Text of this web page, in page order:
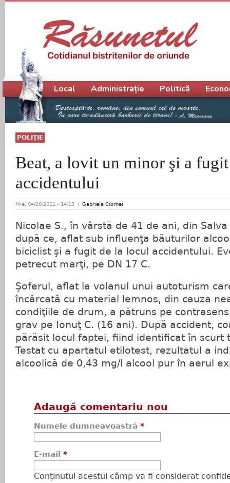
POLIŢIE
Beat, a lovit un minor şi a
accidentului
Mie, 04/20/2011 - 14:13 Gabriela Ciornei
Nicolae S., în vârstă de 41 de ani, din
după ce, aflat sub influenţa băuturilor
biciclist şi a fugit de la locul accidentului.
petrecut marţi, pe DN 17 C.
Şoferul, aflat la volanul unui autoturism
încărcată cu material lemnos, din cauza
condiţiile de drum, a pătruns pe
grav pe Ionuţ C. (16 ani). După accident,
părăsit locul faptei, fiind identificat în scurt
Testat cu apartatul etilotest, rezultatul a
alcoolică de 0,43 mg/l alcool pur în aerul
Adaugă comentariu nou
Numele dumneavoastră *
E-mail *
Conţinutul acestui câmp va fi considerat
Meniu principal
Local Administrație Politică